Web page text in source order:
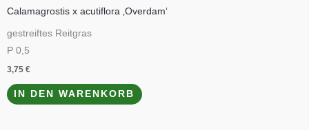
Calamagrostis x acutiflora ‚Overdam‘
gestreiftes Reitgras
P 0,5
3,75 €
IN DEN WARENKORB